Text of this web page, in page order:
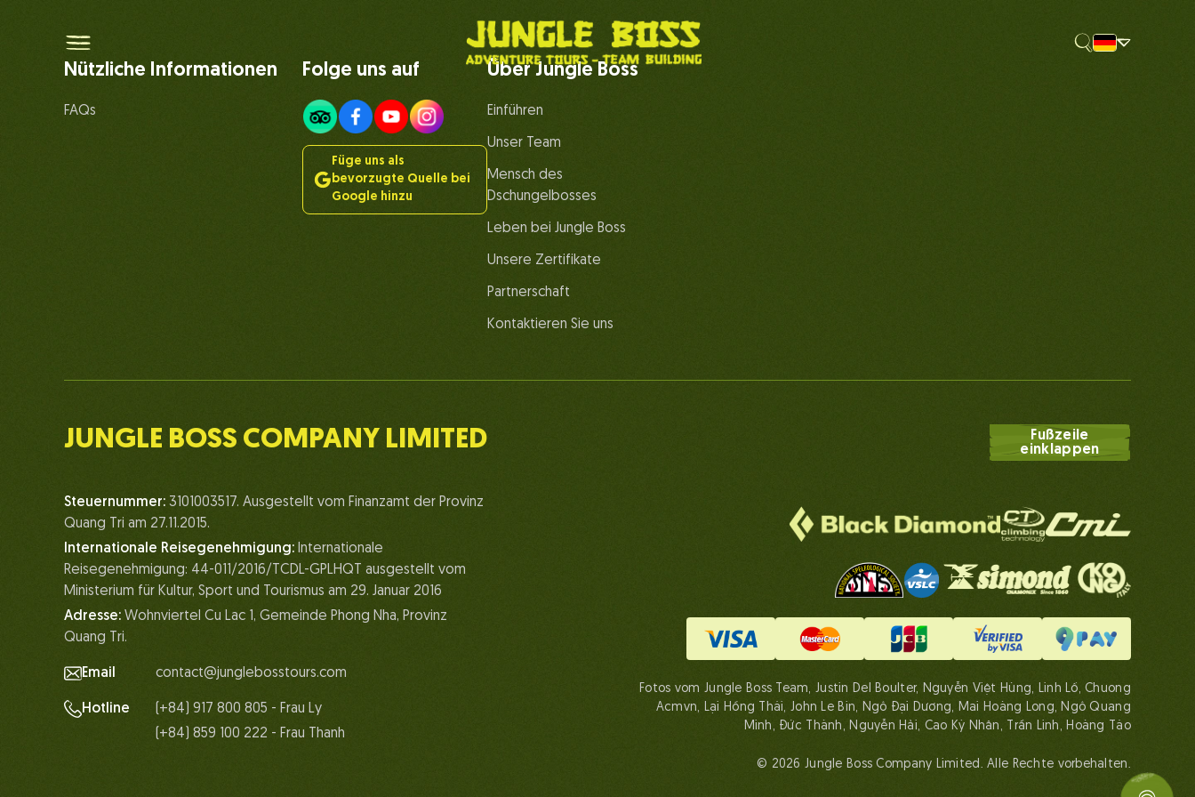
Nützliche Informationen
FAQs
Folge uns auf
Füge uns als
bevorzugte Quelle bei
Google hinzu
Über Jungle Boss
Einführen
Unser Team
Mensch des
Dschungelbosses
Leben bei Jungle Boss
Unsere Zertifikate
Partnerschaft
Kontaktieren Sie uns
JUNGLE BOSS COMPANY LIMITED
Fußzeile
einklappen
Steuernummer: 3101003517. Ausgestellt vom Finanzamt der Provinz
Quang Tri am 27.11.2015.
Internationale Reisegenehmigung: Internationale
Reisegenehmigung: 44-011/2016/TCDL-GPLHQT ausgestellt vom
Ministerium für Kultur, Sport und Tourismus am 29. Januar 2016
Adresse: Wohnviertel Cu Lac 1, Gemeinde Phong Nha, Provinz
Quang Tri.
Email contact@junglebosstours.com
Hotline
(+84) 917 800 805 - Frau Ly
(+84) 859 100 222 - Frau Thanh
Fotos vom Jungle Boss Team, Justin Del Boulter, Nguyễn Việt Hùng, Linh Lố, Chuong
Acmvn, Lại Hồng Thái, John Le Bin, Ngô Đại Dương, Mai Hoàng Long, Ngô Quang
Minh, Đức Thành, Nguyễn Hải, Cao Kỳ Nhân, Trần Linh, Hoàng Táo
© 2026 Jungle Boss Company Limited. Alle Rechte vorbehalten.